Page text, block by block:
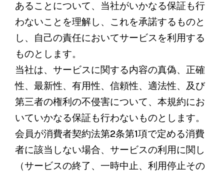
あることについて、当社がいかなる保証も行
わないことを理解し、これを承諾するものと
し、自己の責任においてサービスを利用する
ものとします。
当社は、サービスに関する内容の真偽、正確
性、最新性、有用性、信頼性、適法性、及び
第三者の権利の不侵害について、本規約にお
いていかなる保証も行わないものとします。
会員が消費者契約法第2条第1項で定める消費
者に該当しない場合、サービスの利用に関し
（サービスの終了、一時中止、利用停止その